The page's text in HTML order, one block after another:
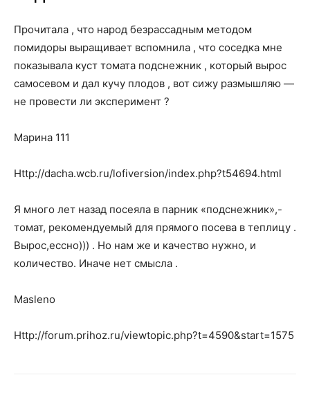
Прочитала , что народ безрассадным методом
помидоры выращивает вспомнила , что соседка мне
показывала куст томата подснежник , который вырос
самосевом и дал кучу плодов , вот сижу размышляю —
не провести ли эксперимент ?
Марина 111
Http://dacha.wcb.ru/lofiversion/index.php?t54694.html
Я много лет назад посеяла в парник «подснежник»,-
томат, рекомендуемый для прямого посева в теплицу .
Вырос,ессно))) . Но нам же и качество нужно, и
количество. Иначе нет смысла .
Masleno
Http://forum.prihoz.ru/viewtopic.php?t=4590&start=1575